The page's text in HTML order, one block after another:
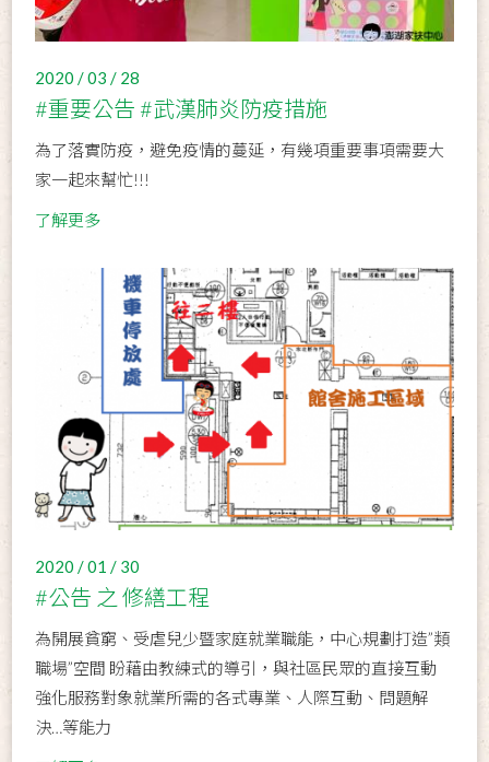
2020 / 03 / 28
#重要公告 #武漢肺炎防疫措施
為了落實防疫，避免疫情的蔓延，有幾項重要事項需要大
家一起來幫忙!!!
了解更多
2020 / 01 / 30
#公告 之 修繕工程
為開展貧窮、受虐兒少暨家庭就業職能，中心規劃打造”類
職場”空間 盼藉由教練式的導引，與社區民眾的直接互動
強化服務對象就業所需的各式專業、人際互動、問題解
決…等能力